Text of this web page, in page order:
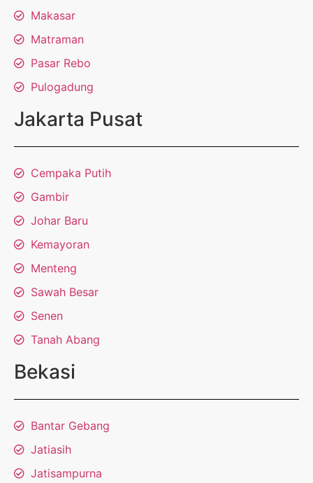
Makasar
Matraman
Pasar Rebo
Pulogadung
Jakarta Pusat
Cempaka Putih
Gambir
Johar Baru
Kemayoran
Menteng
Sawah Besar
Senen
Tanah Abang
Bekasi
Bantar Gebang
Jatiasih
Jatisampurna